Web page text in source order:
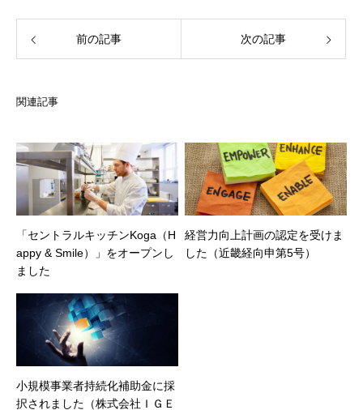
前の記事 次の記事
関連記事
「セントラルキッチンKoga（H
appy & Smile）」をオープンし
ました
経営力向上計画の認定を受けま
した（近畿経向申第5号）
小規模事業者持続化補助金に採
択されました（株式会社ＩＧＥ